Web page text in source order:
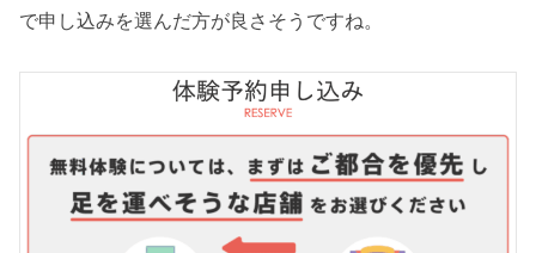
で申し込みを選んだ方が良さそうですね。